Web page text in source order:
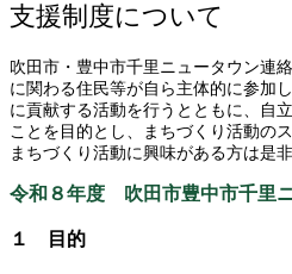
支援制度について
吹田市・豊中市千里ニュータウン連
に関わる住民等が自ら主体的に参加
に貢献する活動を行うとともに、自
ことを目的とし、まちづくり活動の
まちづくり活動に興味がある方は是
令和８年度 吹田市豊中市千里
１ 目的